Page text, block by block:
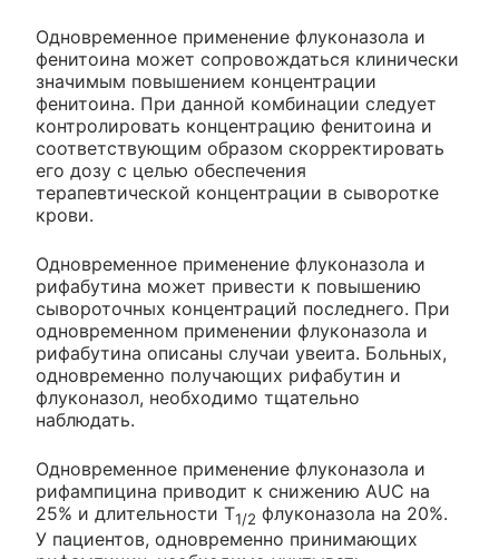
Одновременное применение флуконазола и
фенитоина может сопровождаться клинически
значимым повышением концентрации
фенитоина. При данной комбинации следует
контролировать концентрацию фенитоина и
соответствующим образом скорректировать
его дозу с целью обеспечения
терапевтической концентрации в сыворотке
крови.
Одновременное применение флуконазола и
рифабутина может привести к повышению
сывороточных концентраций последнего. При
одновременном применении флуконазола и
рифабутина описаны случаи увеита. Больных,
одновременно получающих рифабутин и
флуконазол, необходимо тщательно
наблюдать.
Одновременное применение флуконазола и
рифампицина приводит к снижению AUC на
25% и длительности T1/2 флуконазола на 20%.
У пациентов, одновременно принимающих